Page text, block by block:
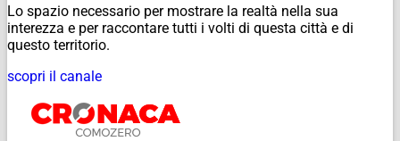
Lo spazio necessario per mostrare la realtà nella sua
interezza e per raccontare tutti i volti di questa città e di
questo territorio.
scopri il canale